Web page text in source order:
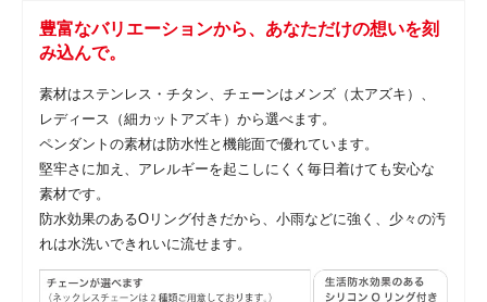
豊富なバリエーションから、あなただけの想いを刻
み込んで。
素材はステンレス・チタン、チェーンはメンズ（太アズキ）、
レディース（細カットアズキ）から選べます。
ペンダントの素材は防水性と機能面で優れています。
堅牢さに加え、アレルギーを起こしにくく毎日着けても安心な
素材です。
防水効果のあるOリング付きだから、小雨などに強く、少々の汚
れは水洗いできれいに流せます。